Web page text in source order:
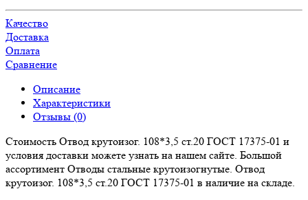
Качество
Доставка
Оплата
Сравнение
Описание
Характеристики
Отзывы (0)
Стоимость Отвод крутоизог. 108*3,5 ст.20 ГОСТ 17375-01 и
условия доставки можете узнать на нашем сайте. Большой
ассортимент Отводы стальные крутоизогнутые. Отвод
крутоизог. 108*3,5 ст.20 ГОСТ 17375-01 в наличие на складе.